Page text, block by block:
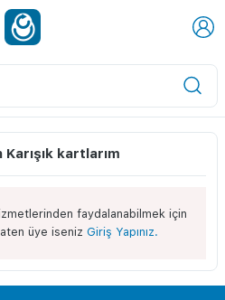
kartlarım
faydalanabilmek için
üye iseniz Giriş Yapınız.